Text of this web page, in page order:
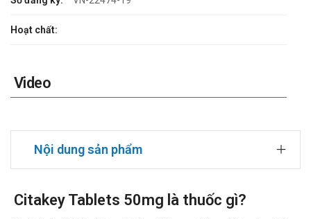
Hoạt chất:
Video
Nội dung sản phẩm
Citakey Tablets 50mg là thuốc gì?